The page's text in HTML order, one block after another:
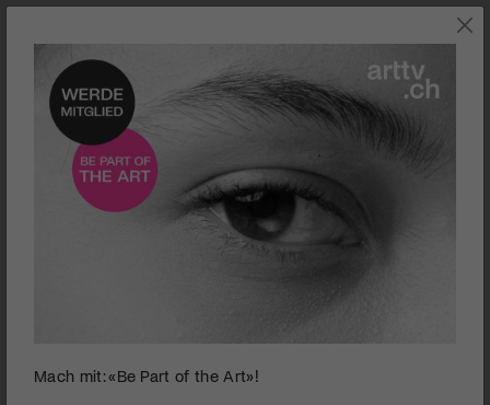
seconds
Kino | Whatever Works
Mach mit: «Be Part of the Art»!